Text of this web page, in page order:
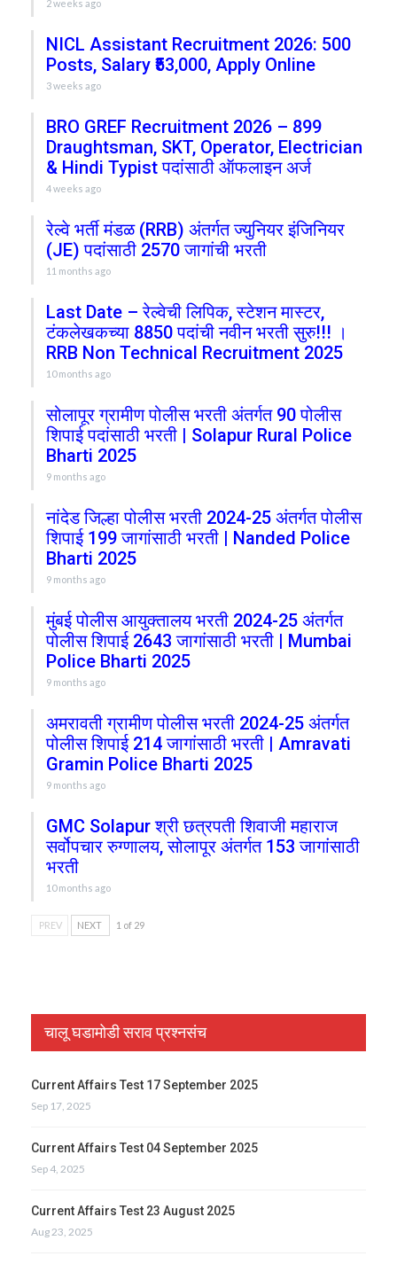
2 weeks ago
NICL Assistant Recruitment 2026: 500
Posts, Salary ₹53,000, Apply Online
3 weeks ago
BRO GREF Recruitment 2026 – 899
Draughtsman, SKT, Operator, Electrician
& Hindi Typist पदांसाठी ऑफलाइन अर्ज
4 weeks ago
रेल्वे भर्ती मंडळ (RRB) अंतर्गत ज्युनियर इंजिनियर
(JE) पदांसाठी 2570 जागांची भरती
11 months ago
Last Date – रेल्वेची लिपिक, स्टेशन मास्टर,
टंकलेखकच्या 8850 पदांची नवीन भरती सुरु!!! ।
RRB Non Technical Recruitment 2025
10 months ago
सोलापूर ग्रामीण पोलीस भरती अंतर्गत 90 पोलीस
शिपाई पदांसाठी भरती | Solapur Rural Police
Bharti 2025
9 months ago
नांदेड जिल्हा पोलीस भरती 2024-25 अंतर्गत पोलीस
शिपाई 199 जागांसाठी भरती | Nanded Police
Bharti 2025
9 months ago
मुंबई पोलीस आयुक्तालय भरती 2024-25 अंतर्गत
पोलीस शिपाई 2643 जागांसाठी भरती | Mumbai
Police Bharti 2025
9 months ago
अमरावती ग्रामीण पोलीस भरती 2024-25 अंतर्गत
पोलीस शिपाई 214 जागांसाठी भरती | Amravati
Gramin Police Bharti 2025
9 months ago
GMC Solapur श्री छत्रपती शिवाजी महाराज
सर्वोपचार रुग्णालय, सोलापूर अंतर्गत 153 जागांसाठी
भरती
10 months ago
PREV NEXT 1 of 29
चालू घडामोडी सराव प्रश्नसंच
Current Affairs Test 17 September 2025
Sep 17, 2025
Current Affairs Test 04 September 2025
Sep 4, 2025
Current Affairs Test 23 August 2025
Aug 23, 2025